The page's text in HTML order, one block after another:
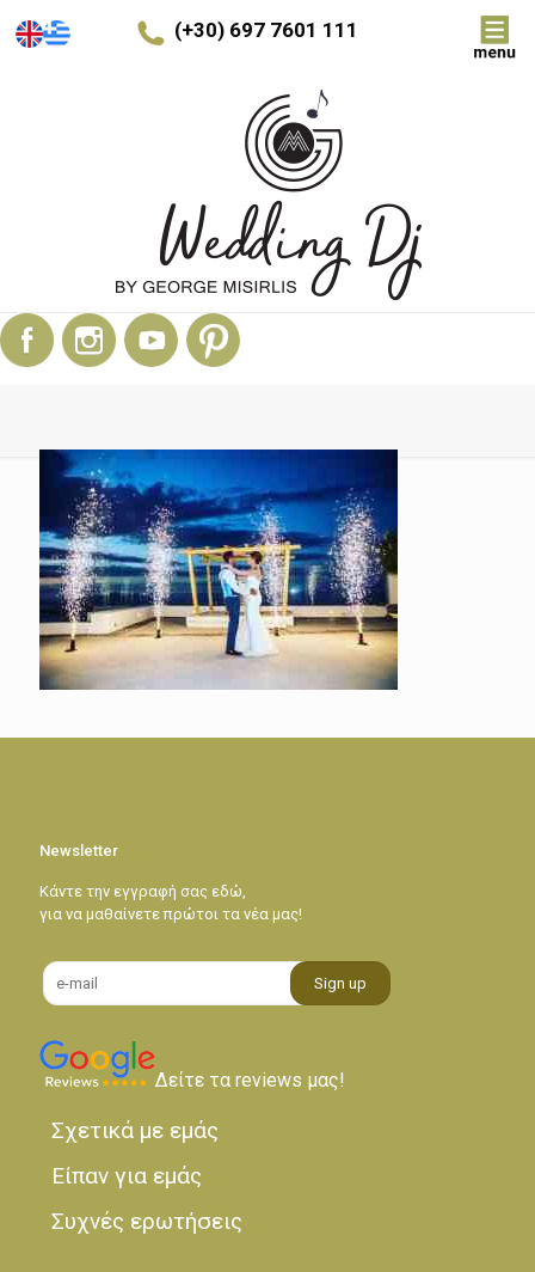
(+30) 697 7601 111
Newsletter
Κάντε την εγγραφή σας εδώ,
για να μαθαίνετε πρώτοι τα νέα μας!
Δείτε τα reviews μας!
Σχετικά με εμάς
Είπαν για εμάς
Συχνές ερωτήσεις